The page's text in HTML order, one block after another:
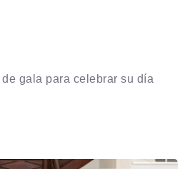
gala para celebrar su día